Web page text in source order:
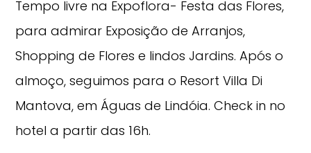
Tempo livre na Expoflora- Festa das Flores,
para admirar Exposição de Arranjos,
Shopping de Flores e lindos Jardins. Após o
almoço, seguimos para o Resort Villa Di
Mantova, em Águas de Lindóia. Check in no
hotel a partir das 16h.